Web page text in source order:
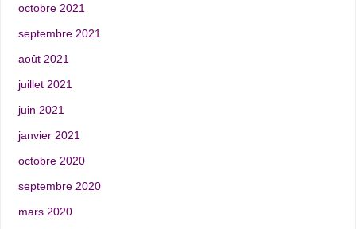
octobre 2021
septembre 2021
août 2021
juillet 2021
juin 2021
janvier 2021
octobre 2020
septembre 2020
mars 2020